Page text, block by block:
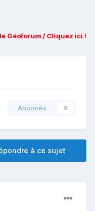
Géoforum / Cliquez ici !
Abonnés 0
à ce sujet